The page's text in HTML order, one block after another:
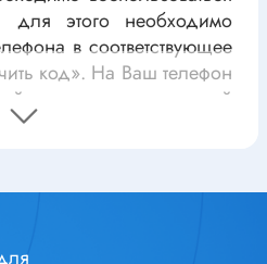
и автотовары
хобби
для этого необходимо
в соответствующее
код». На Ваш телефон
смс-код, который
кнопку «Войти».